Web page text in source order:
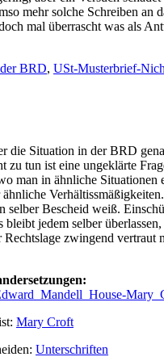
mehr solche Schreiben an
mal überrascht was als
BRD, USt-Musterbrief-
die Situation in der BRD
zu tun ist eine ungeklärte
man in ähnliche Situationen
selber Bescheid weiß.
jedem selber
zwingend vertraut
Mary Croft
Unterschriften